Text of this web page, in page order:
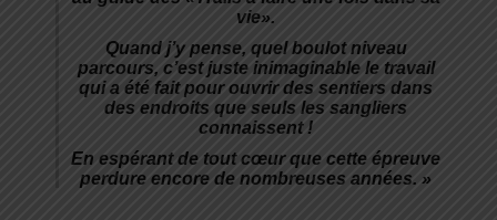
vie».
Quand j’y pense, quel boulot niveau
parcours, c’est juste inimaginable le travail
qui a été fait pour ouvrir des sentiers dans
des endroits que seuls les sangliers
connaissent !
En espérant de tout cœur que cette épreuve
perdure encore de nombreuses années. »